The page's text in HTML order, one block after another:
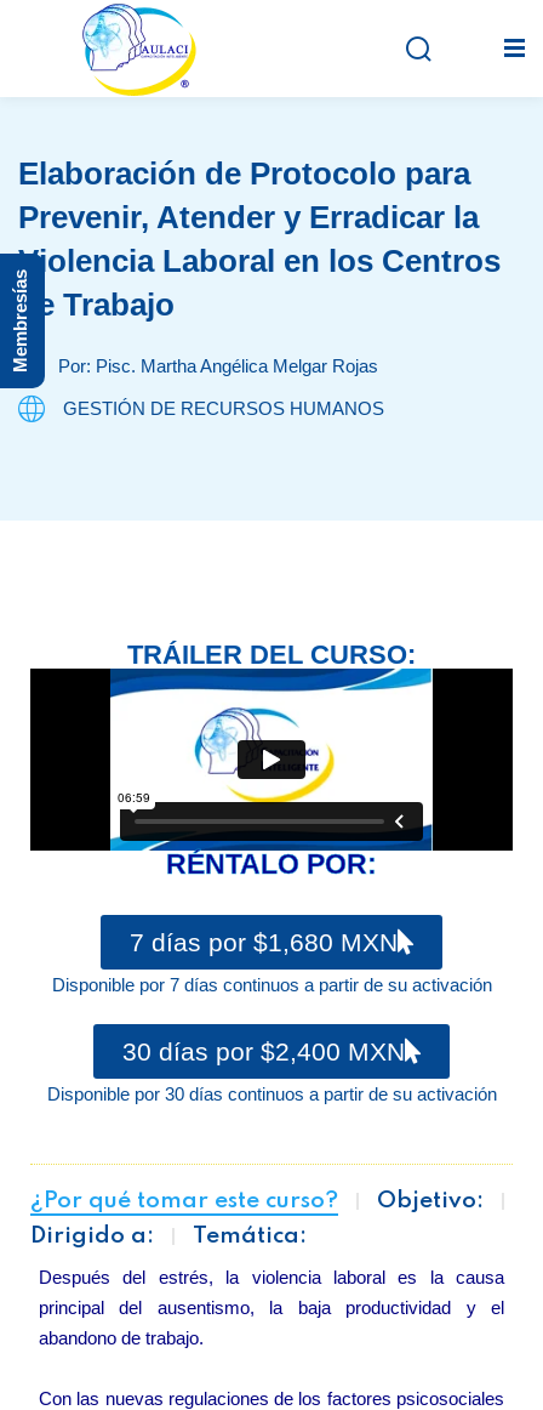
Inicio
En vivo
Elaboración de Protocolo para
Prevenir, Atender y Erradicar la
Violencia Laboral en los Centros
de Trabajo
Por: Pisc. Martha Angélica Melgar Rojas
GESTIÓN DE RECURSOS HUMANOS
TRÁILER DEL CURSO:
RÉNTALO POR:
7 días por $1,680 MXN
Disponible por 7 días continuos a partir de su activación
30 días por $2,400 MXN
Disponible por 30 días continuos a partir de su activación
¿Por qué tomar este curso?
Objetivo:
Dirigido a:
Temática:
Después del estrés, la violencia laboral es la causa
principal del ausentismo, la baja productividad y el
abandono de trabajo.
Con las nuevas regulaciones de los factores psicosociales
Membresías